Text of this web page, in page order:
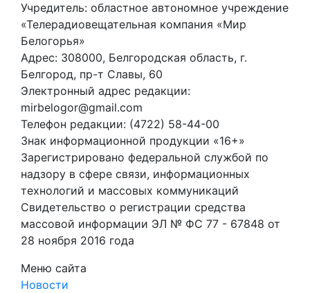
Учредитель: областное автономное учреждение
«Телерадиовещательная компания «Мир
Белогорья»
Адрес: 308000, Белгородская область, г.
Белгород, пр-т Славы, 60
Электронный адрес редакции:
mirbelogor@gmail.com
Телефон редакции: (4722) 58-44-00
Знак информационной продукции «16+»
Зарегистрировано федеральной службой по
надзору в сфере связи, информационных
технологий и массовых коммуникаций
Свидетельство о регистрации средства
массовой информации ЭЛ № ФС 77 - 67848 от
28 ноября 2016 года
Меню сайта
Новости